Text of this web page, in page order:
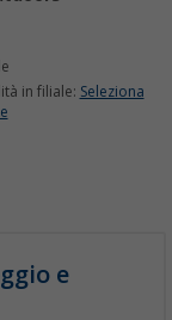
in filiale: Seleziona
e